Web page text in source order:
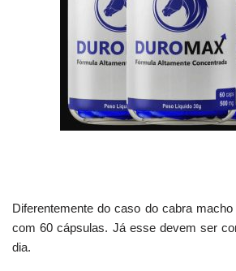
Diferentemente do caso do cabra
com 60 cápsulas. Já esse devem ser
dia.